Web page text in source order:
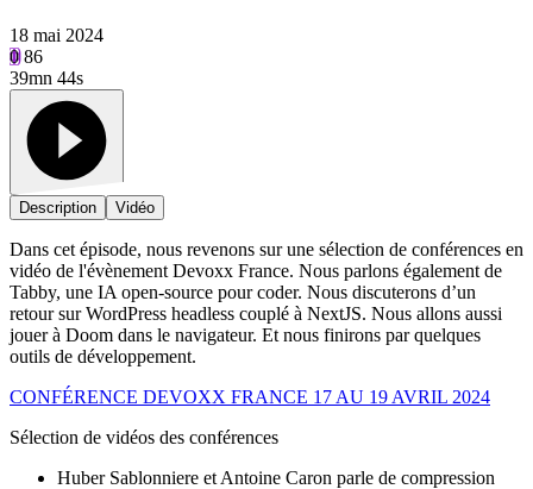
18 mai 2024
086
39mn 44s
Description Vidéo
Dans cet épisode, nous revenons sur une sélection de conférences en
vidéo de l'évènement Devoxx France. Nous parlons également de
Tabby, une IA open-source pour coder. Nous discuterons d’un
retour sur WordPress headless couplé à NextJS. Nous allons aussi
jouer à Doom dans le navigateur. Et nous finirons par quelques
outils de développement.
CONFÉRENCE DEVOXX FRANCE 17 AU 19 AVRIL 2024
Sélection de vidéos des conférences
Huber Sablonniere et Antoine Caron parle de compression